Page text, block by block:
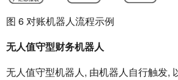
图 6 对账机器人流程示例
无人值守型财务机器人
无人值守型机器人, 由机器人自行触发,